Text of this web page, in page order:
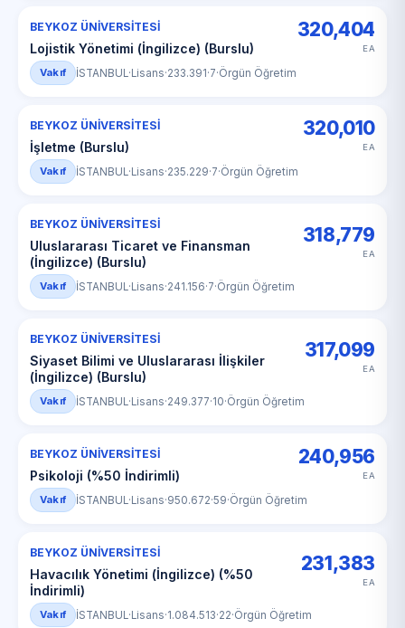
BEYKOZ ÜNİVERSİTESİ
Lojistik Yönetimi (İngilizce) (Burslu)
320,404
EA
Vakıf İSTANBUL ·Lisans·233.391·7·Örgün Öğretim
BEYKOZ ÜNİVERSİTESİ
İşletme (Burslu)
320,010
EA
Vakıf İSTANBUL ·Lisans·235.229·7·Örgün Öğretim
BEYKOZ ÜNİVERSİTESİ
Uluslararası Ticaret ve Finansman
(İngilizce) (Burslu)
318,779
EA
Vakıf İSTANBUL ·Lisans·241.156·7·Örgün Öğretim
BEYKOZ ÜNİVERSİTESİ
Siyaset Bilimi ve Uluslararası İlişkiler
(İngilizce) (Burslu)
317,099
EA
Vakıf İSTANBUL ·Lisans·249.377·10·Örgün Öğretim
BEYKOZ ÜNİVERSİTESİ
Psikoloji (%50 İndirimli)
240,956
EA
Vakıf İSTANBUL ·Lisans·950.672·59·Örgün Öğretim
BEYKOZ ÜNİVERSİTESİ
Havacılık Yönetimi (İngilizce) (%50
İndirimli)
231,383
EA
Vakıf İSTANBUL ·Lisans·1.084.513·22·Örgün Öğretim